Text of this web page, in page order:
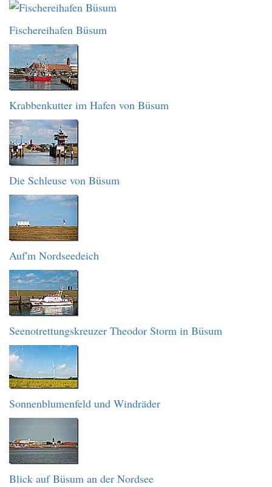
Fischereihafen Büsum
Krabbenkutter im Hafen von Büsum
Die Schleuse von Büsum
Auf'm Nordseedeich
Seenotrettungskreuzer Theodor Storm in Büsum
Sonnenblumenfeld und Windräder
Blick auf Büsum an der Nordsee